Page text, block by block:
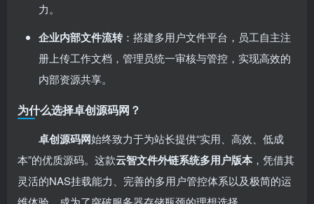
力。
企业内部文件流转：搭建多用户文件平台，员工自主注
册上传工作文档，管理员统一审核与管控，实现高效的
内部资源共享。
为什么选择卓创源码网？
卓创源码网始终致力于为站长提供“实用、高效、低成
本”的优质源码。这款云智文件外链系统多用户版本，凭借其
灵活的NAS挂载能力、完善的多用户管控体系以及极简的运